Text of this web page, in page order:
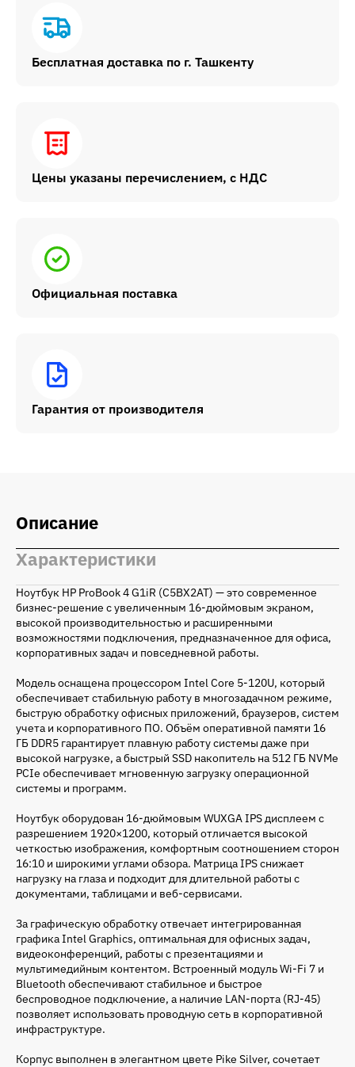
Бесплатная доставка по г. Ташкенту
Цены указаны перечислением, с НДС
Официальная поставка
Гарантия от производителя
Описание
Характеристики
Ноутбук HP ProBook 4 G1iR (C5BX2AT) — это современное
бизнес-решение с увеличенным 16-дюймовым экраном,
высокой производительностью и расширенными
возможностями подключения, предназначенное для офиса,
корпоративных задач и повседневной работы.
Модель оснащена процессором Intel Core 5-120U, который
обеспечивает стабильную работу в многозадачном режиме,
быструю обработку офисных приложений, браузеров, систем
учета и корпоративного ПО. Объём оперативной памяти 16
ГБ DDR5 гарантирует плавную работу системы даже при
высокой нагрузке, а быстрый SSD накопитель на 512 ГБ NVMe
PCIe обеспечивает мгновенную загрузку операционной
системы и программ.
Ноутбук оборудован 16-дюймовым WUXGA IPS дисплеем с
разрешением 1920×1200, который отличается высокой
четкостью изображения, комфортным соотношением сторон
16:10 и широкими углами обзора. Матрица IPS снижает
нагрузку на глаза и подходит для длительной работы с
документами, таблицами и веб-сервисами.
За графическую обработку отвечает интегрированная
графика Intel Graphics, оптимальная для офисных задач,
видеоконференций, работы с презентациями и
мультимедийным контентом. Встроенный модуль Wi-Fi 7 и
Bluetooth обеспечивают стабильное и быстрое
беспроводное подключение, а наличие LAN-порта (RJ-45)
позволяет использовать проводную сеть в корпоративной
инфраструктуре.
Корпус выполнен в элегантном цвете Pike Silver, сочетает